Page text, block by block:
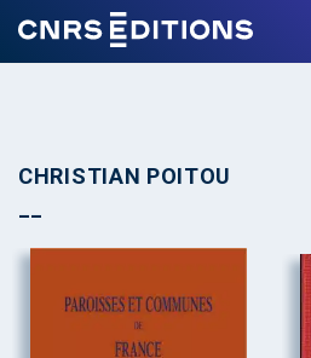
CHRISTIAN POITOU